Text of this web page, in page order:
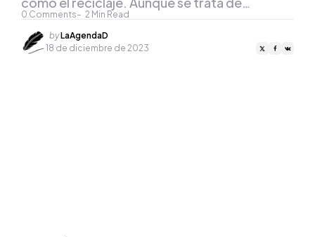
0 Comments 2 Min Read
Posted
by
byLaAgendaD
18 de diciembre de 2023